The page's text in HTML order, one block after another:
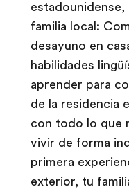
familia local:
desayuno en
habilidades
aprender para
de la residencia
con todo lo que
vivir de forma
primera
exterior, tu